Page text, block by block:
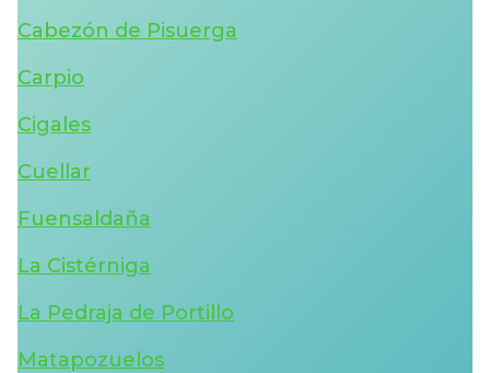
Cabezón de Pisuerga
Carpio
Cigales
Cuellar
Fuensaldaña
La Cistérniga
La Pedraja de Portillo
Matapozuelos